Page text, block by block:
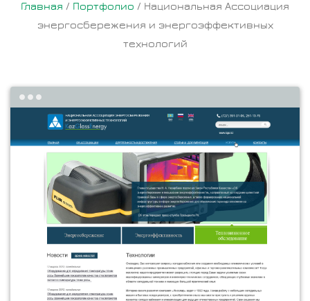
Главная / Портфолио / Национальная Ассоциация
энергосбережения и энергоэффективных
технологий